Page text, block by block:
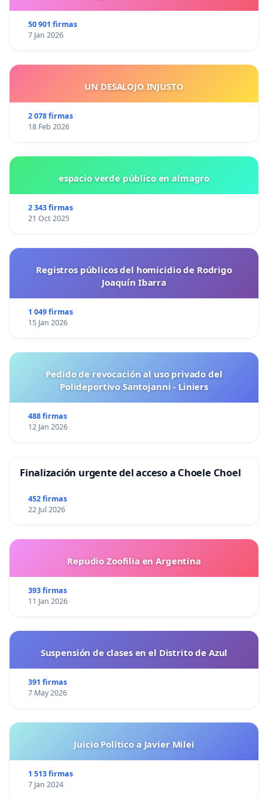
50 901 firmas
7 Jan 2026
UN DESALOJO INJUSTO
2 078 firmas
18 Feb 2026
espacio verde público en almagro
2 343 firmas
21 Oct 2025
Registros públicos del homicidio de Rodrigo
Joaquín Ibarra
1 049 firmas
15 Jan 2026
Pedido de revocación al uso privado del
Polideportivo Santojanni - Liniers
488 firmas
12 Jan 2026
Finalización urgente del acceso a Choele Choel
452 firmas
22 Jul 2026
Repudio Zoofilia en Argentina
393 firmas
11 Jan 2026
Suspensión de clases en el Distrito de Azul
391 firmas
7 May 2026
Juicio Político a Javier Milei
1 513 firmas
7 Jan 2024